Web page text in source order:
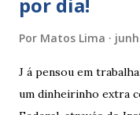
Por Matos Lima
J á pensou em
um dinheirinho extra